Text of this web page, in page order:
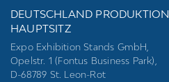
DEUTSCHLAND
HAUPTSITZ
Expo Exhibition Stands GmbH,
Opelstr. 1 (Fontus Business Park),
D-68789 St. Leon-Rot